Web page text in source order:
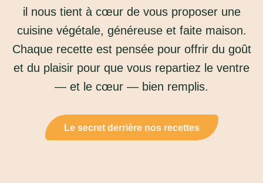
il nous tient à cœur de vous proposer une
cuisine végétale, généreuse et faite maison.
Chaque recette est pensée pour offrir du goût
et du plaisir pour que vous repartiez le ventre
— et le cœur — bien remplis.
Le secret derrière nos recettes